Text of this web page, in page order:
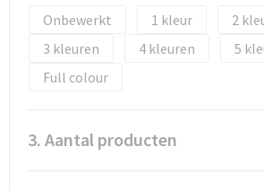
Onbewerkt
1
2
3
4
5
Full colour
3. Aantal producten